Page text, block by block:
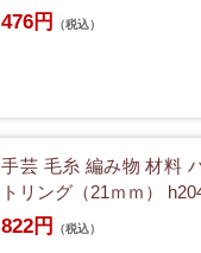
476円 （税込）
手芸 毛糸 編み物 材料
トリング（21ｍｍ）
822円 （税込）